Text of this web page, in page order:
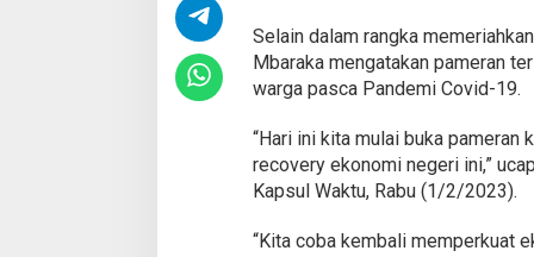
b
u
r
a
M
l
a
Selain dalam rangka
Mbaraka mengatakan pameran
warga pasca Pandemi Covid-19.
“Hari ini kita mulai buka pameran
recovery ekonomi negeri ini,”
Kapsul Waktu, Rabu (1/2/2023).
“Kita coba kembali memperkuat